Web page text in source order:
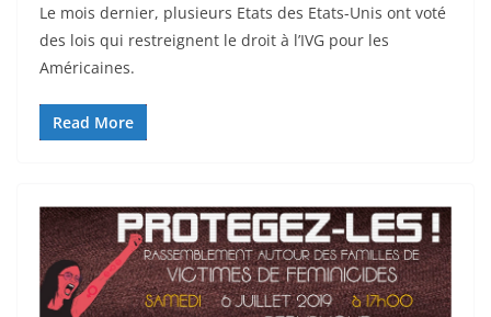
Le mois dernier, plusieurs Etats des Etats-Unis ont voté
des lois qui restreignent le droit à l’IVG pour les
Américaines.
Read More